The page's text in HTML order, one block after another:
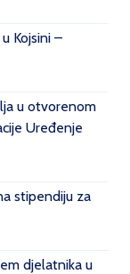
Kojsini –
u otvorenom
Uređenje
stipendiju za
djelatnika u